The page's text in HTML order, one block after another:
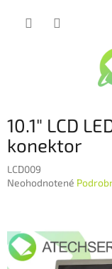
10.1" LCD
konektor
LCD009
Priemerné
0,0
z
Neohodnotené